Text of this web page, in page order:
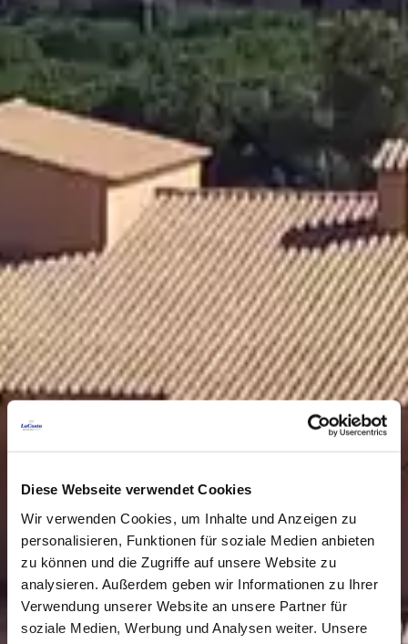
Diese Webseite verwendet Cookies
Wir verwenden Cookies, um Inhalte und Anzeigen zu
personalisieren, Funktionen für soziale Medien anbieten
zu können und die Zugriffe auf unsere Website zu
analysieren. Außerdem geben wir Informationen zu Ihrer
Verwendung unserer Website an unsere Partner für
soziale Medien, Werbung und Analysen weiter. Unsere